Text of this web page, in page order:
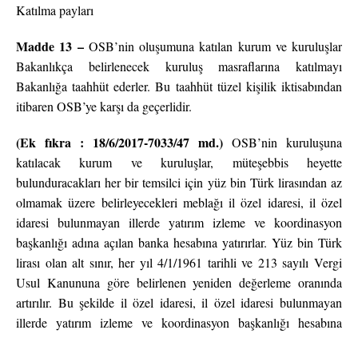
Katılma payları
Madde 13 – OSB’nin oluşumuna katılan kurum ve kuruluşlar
Bakanlıkça belirlenecek kuruluş masraflarına katılmayı
Bakanlığa taahhüt ederler. Bu taahhüt tüzel kişilik iktisabından
itibaren OSB’ye karşı da geçerlidir.
(Ek fıkra : 18/6/2017-7033/47 md.) OSB’nin kuruluşuna
katılacak kurum ve kuruluşlar, müteşebbis heyette
bulunduracakları her bir temsilci için yüz bin Türk lirasından az
olmamak üzere belirleyecekleri meblağı il özel idaresi, il özel
idaresi bulunmayan illerde yatırım izleme ve koordinasyon
başkanlığı adına açılan banka hesabına yatırırlar. Yüz bin Türk
lirası olan alt sınır, her yıl 4/1/1961 tarihli ve 213 sayılı Vergi
Usul Kanununa göre belirlenen yeniden değerleme oranında
artırılır. Bu şekilde il özel idaresi, il özel idaresi bulunmayan
illerde yatırım izleme ve koordinasyon başkanlığı hesabına